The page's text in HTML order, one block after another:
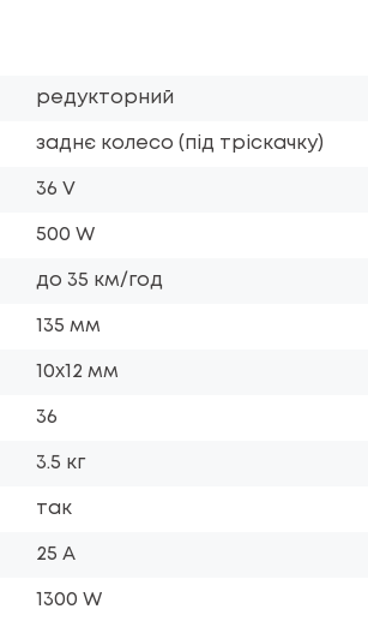
редукторний
заднє колесо (під тріскачку)
36 V
500 W
до 35 км/год
135 мм
10х12 мм
36
3.5 кг
так
25 A
1300 W